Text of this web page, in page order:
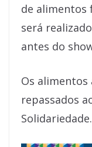
de alimentos
será
antes do
Os alimentos
repassados
Solidariedade.